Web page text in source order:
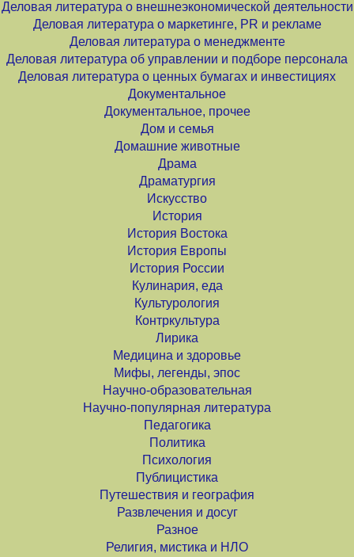
Деловая литература о внешнеэкономической деятельности
Деловая литература о маркетинге, PR и рекламе
Деловая литература о менеджменте
Деловая литература об управлении и подборе персонала
Деловая литература о ценных бумагах и инвестициях
Документальное
Документальное, прочее
Дом и семья
Домашние животные
Драма
Драматургия
Искусство
История
История Востока
История Европы
История России
Кулинария, еда
Культурология
Контркультура
Лирика
Медицина и здоровье
Мифы, легенды, эпос
Научно-образовательная
Научно-популярная литература
Педагогика
Политика
Психология
Публицистика
Путешествия и география
Развлечения и досуг
Разное
Религия, мистика и НЛО